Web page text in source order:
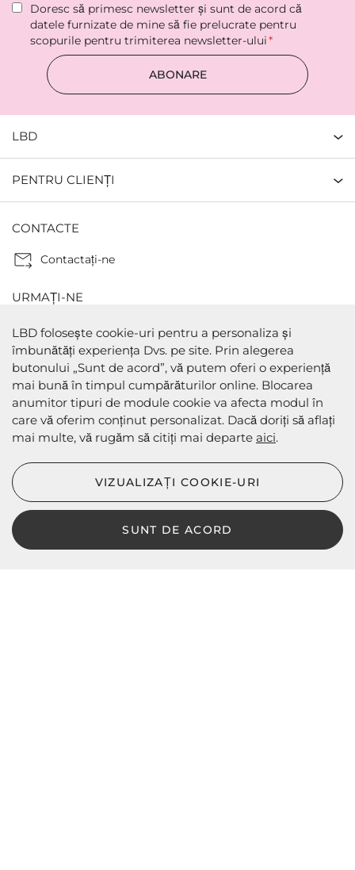
Doresc să primesc newsletter şi sunt de acord că
datele furnizate de mine să fie prelucrate pentru
scopurile pentru trimiterea newsletter-ului
ABONARE
LBD
PENTRU CLIENȚI
CONTACTE
Contactaţi-ne
URMAȚI-NE
METODE DE PLATA
METODE DE EXPEDIERE
LBD © 2024 - Toate drepturile rezervate
LBD folosește cookie-uri pentru a personaliza și
îmbunătăți experiența Dvs. pe site. Prin alegerea
butonului „Sunt de acord”, vă putem oferi o experiență
mai bună în timpul cumpărăturilor online. Blocarea
anumitor tipuri de module cookie va afecta modul în
care vă oferim conținut personalizat. Dacă doriți să aflați
mai multe, vă rugăm să citiți mai departe aici.
SUNT DE ACORD
VIZUALIZAȚI COOKIE-URI